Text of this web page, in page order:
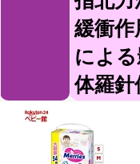
緩衝
によ
体羅針